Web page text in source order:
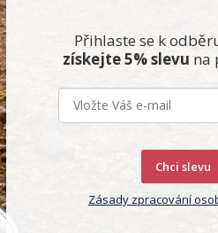
Přihlaste se k
získejte 5% slevu na
Chci slevu
Zásady zpracování